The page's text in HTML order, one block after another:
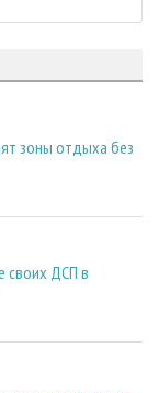
зоны отдыха без
своих ДСП в